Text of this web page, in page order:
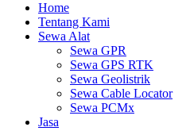
Home
Tentang Kami
Sewa Alat
Sewa GPR
Sewa GPS RTK
Sewa Geolistrik
Sewa Cable Locator
Sewa PCMx
Jasa